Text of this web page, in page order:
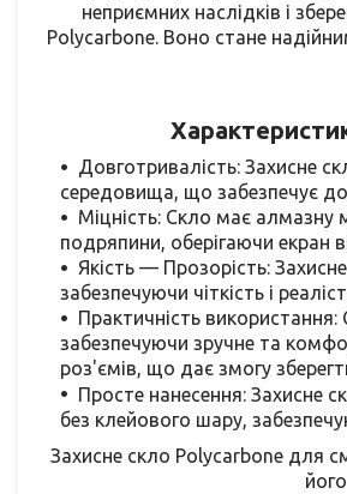
неприємних наслідків і
Polycarbone. Воно стане
Довготривалість: Захисне
середовища, що забезпечує
Міцність: Скло має алмазну
подряпини, оберігаючи екран
Якість — Прозорість:
забезпечуючи чіткість і
Практичність
забезпечуючи зручне та
роз'ємів, що дає змогу
Просте нанесення: Захисне
без клейового шару,
Захисне скло Polycarbone для